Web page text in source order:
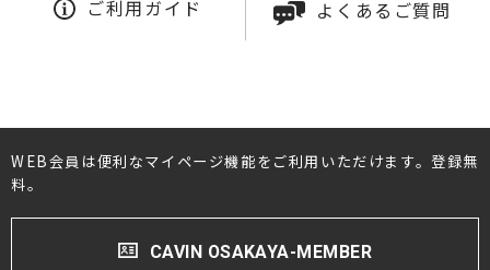
ご利用ガイド よくあるご質問
WEB会員は便利なマイページ機能をご利用いただけます。登録無
料。
CAVIN OSAKAYA-MEMBER